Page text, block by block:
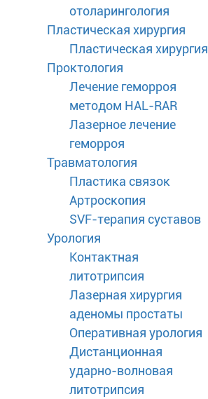
отоларингология
Пластическая хирургия
Пластическая хирургия
Проктология
Лечение геморроя
методом HAL-RAR
Лазерное лечение
геморроя
Травматология
Пластика связок
Артроскопия
SVF-терапия суставов
Урология
Контактная
литотрипсия
Лазерная хирургия
аденомы простаты
Оперативная урология
Дистанционная
ударно-волновая
литотрипсия